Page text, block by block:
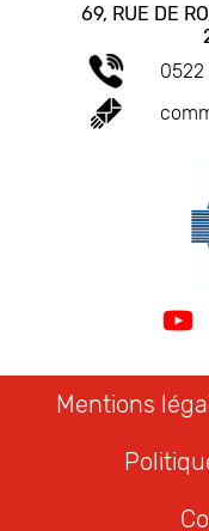
69, RUE DE
Mentions